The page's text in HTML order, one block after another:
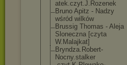
atek.czyt.J.Rozenek
Bruno Apitz - Nadzy
wśród wilków
Brussig Thomas - Aleja
Sloneczna [czyta
W.Malajkat]
Bryndza.Robert-
Nocny.stalker